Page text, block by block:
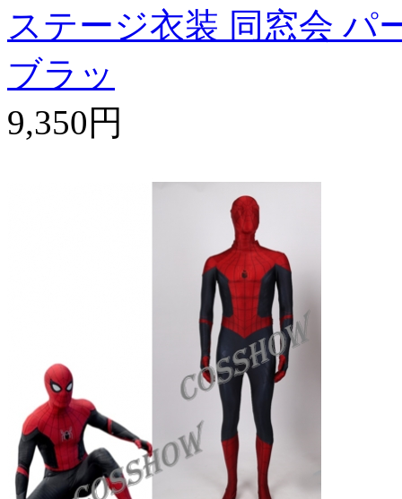
ステージ衣装 同窓会
ブラッ
9,350円